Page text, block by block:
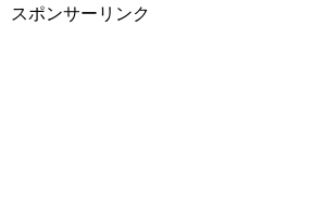
スポンサーリンク